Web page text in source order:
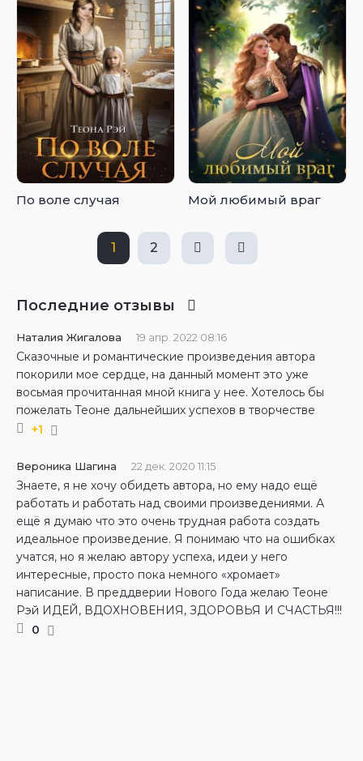
По воле случая Мой любимый враг
1 2
Последние отзывы
Наталия Жигалова 19 апр. 2022 08:16
Сказочные и романтические произведения автора
покорили мое сердце, на данный момент это уже
восьмая прочитанная мной книга у нее. Хотелось бы
пожелать Теоне дальнейших успехов в творчестве
+1
Вероника Шагина 22 дек. 2020 11:15
Знаете, я не хочу обидеть автора, но ему надо ещё
работать и работать над своими произведениями. А
ещё я думаю что это очень трудная работа создать
идеальное произведение. Я понимаю что на ошибках
учатся, но я желаю автору успеха, идеи у него
интересные, просто пока немного «хромает»
написание. В преддверии Нового Года желаю Теоне
Рэй ИДЕЙ, ВДОХНОВЕНИЯ, ЗДОРОВЬЯ И СЧАСТЬЯ!!!
0